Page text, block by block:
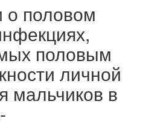
о половом
половым
личной
мальчиков в